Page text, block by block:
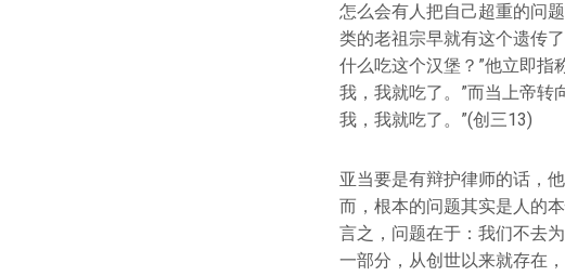
怎么会有人把自己超重的问
类的老祖宗早就有这个遗传
什么吃这个汉堡？”他立即指
我，我就吃了。”而当上帝转
我，我就吃了。”(创三13)
亚当要是有辩护律师的话，
而，根本的问题其实是人的
言之，问题在于：我们不去
一部分，从创世以来就存在